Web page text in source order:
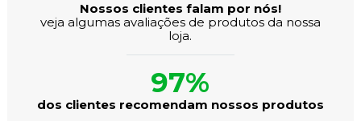
Nossos clientes falam por nós!
veja algumas avaliações de produtos da nossa
loja.
97%
dos clientes recomendam nossos produtos